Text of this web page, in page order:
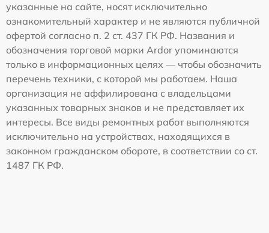
указанные на сайте, носят исключительно
ознакомительный характер и не являются публичной
офертой согласно п. 2 ст. 437 ГК РФ. Названия и
обозначения торговой марки Ardor упоминаются
только в информационных целях — чтобы обозначить
перечень техники, с которой мы работаем. Наша
организация не аффилирована с владельцами
указанных товарных знаков и не представляет их
интересы. Все виды ремонтных работ выполняются
исключительно на устройствах, находящихся в
законном гражданском обороте, в соответствии со ст.
1487 ГК РФ.